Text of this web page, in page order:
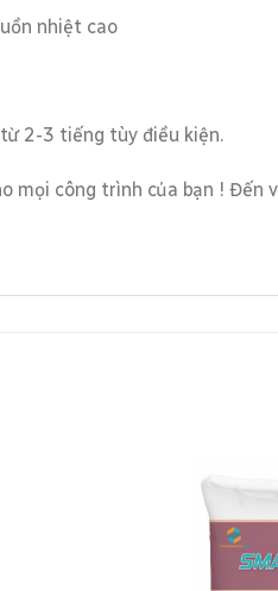
nhiệt cao
2-3 tiếng tùy điều kiện.
công trình của bạn ! Đến